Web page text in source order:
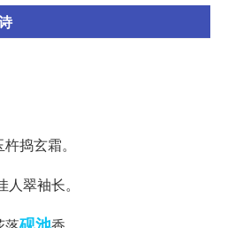
捣玄霜。
翠袖长。